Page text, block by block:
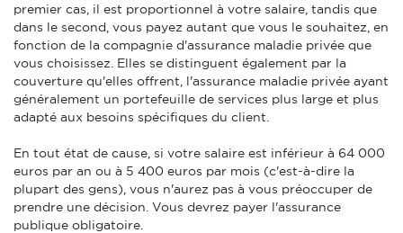
premier cas, il est proportionnel à votre salaire, tandis que
dans le second, vous payez autant que vous le souhaitez, en
fonction de la compagnie d'assurance maladie privée que
vous choisissez. Elles se distinguent également par la
couverture qu'elles offrent, l'assurance maladie privée ayant
généralement un portefeuille de services plus large et plus
adapté aux besoins spécifiques du client.
En tout état de cause, si votre salaire est inférieur à 64 000
euros par an ou à 5 400 euros par mois (c'est-à-dire la
plupart des gens), vous n'aurez pas à vous préoccuper de
prendre une décision. Vous devrez payer l'assurance
publique obligatoire.